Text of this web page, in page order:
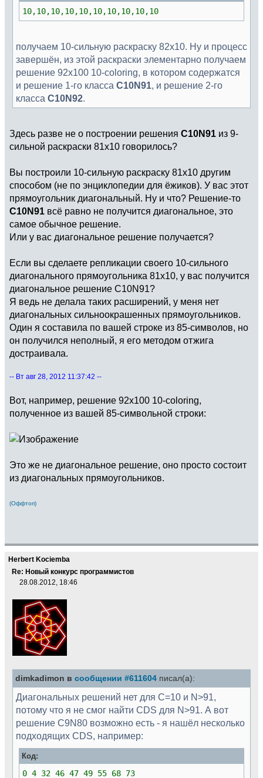
10,10,10,10,10,10,10,10,10,10
получаем 10-сильную раскраску 82х10. Ну и процесс
завершён, из этой раскраски элементарно получаем
решение 92х100 10-coloring, в котором содержатся
и решение 1-го класса C10N91, и решение 2-го
класса C10N92.
Здесь разве не о построении решения C10N91 из 9-
сильной раскраски 81х10 говорилось?
Вы построили 10-сильную раскраску 81х10 другим
способом (не по энциклопедии для ёжиков). У вас этот
прямоугольник диагональный. Ну и что? Решение-то
C10N91 всё равно не получится диагональное, это
самое обычное решение.
Или у вас диагональное решение получается?
Если вы сделаете репликации своего 10-сильного
диагонального прямоугольника 81х10, у вас получится
диагональное решение C10N91?
Я ведь не делала таких расширений, у меня нет
диагональных сильноокрашенных прямоугольников.
Один я составила по вашей строке из 85-символов, но
он получился неполный, я его методом отжига
достраивала.
-- Вт авг 28, 2012 11:37:42 --
Вот, например, решение 92х100 10-coloring,
полученное из вашей 85-символьной строки:
Это же не диагональное решение, оно просто состоит
из диагональных прямоугольников.
(Оффтоп)
Herbert Kociemba
Re: Новый конкурс программистов
28.08.2012, 18:46
dimkadimon в сообщении #611604 писал(а):
Диагональных решений нет для C=10 и N>91,
потому что я не смог найти CDS для N>91. А вот
решение C9N80 возможно есть - я нашёл несколько
подходящих CDS, например:
Код:
0 4 32 46 47 49 55 68 73